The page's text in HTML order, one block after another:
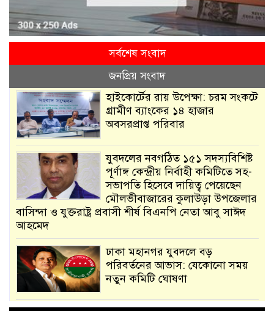
সর্বশেষ সংবাদ
জনপ্রিয় সংবাদ
হাইকোর্টের রায় উপেক্ষা: চরম সংকটে
গ্রামীণ ব্যাংকের ১৪ হাজার
অবসরপ্রাপ্ত পরিবার
যুবদলের নবগঠিত ১৫১ সদস্যবিশিষ্ট
পূর্ণাঙ্গ কেন্দ্রীয় নির্বাহী কমিটিতে সহ-
সভাপতি হিসেবে দায়িত্ব পেয়েছেন
মৌলভীবাজারের কুলাউড়া উপজেলার
বাসিন্দা ও যুক্তরাষ্ট্র প্রবাসী শীর্ষ বিএনপি নেতা আবু সাঈদ
আহমেদ
ঢাকা মহানগর যুবদলে বড়
পরিবর্তনের আভাস: যেকোনো সময়
নতুন কমিটি ঘোষণা